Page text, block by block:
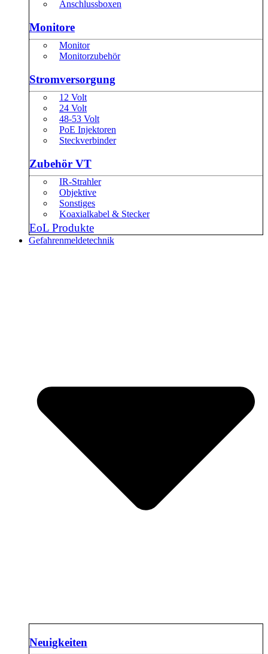
Anschlussboxen
Monitore
Monitor
Monitorzubehör
Stromversorgung
12 Volt
24 Volt
48-53 Volt
PoE Injektoren
Steckverbinder
Zubehör VT
IR-Strahler
Objektive
Sonstiges
Koaxialkabel & Stecker
EoL Produkte
Gefahrenmeldetechnik
Neuigkeiten